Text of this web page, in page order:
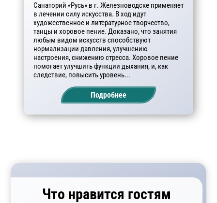
Санаторий «Русь» в г. Железноводске применяет
в лечении силу искусства. В ход идут
художественное и литературное творчество,
танцы и хоровое пение. Доказано, что занятия
любым видом искусств способствуют
нормализации давления, улучшению
настроения, снижению стресса. Хоровое пение
помогает улучшить функции дыхания, и, как
следствие, повысить уровень...
Подробнее
Что нравится гостям